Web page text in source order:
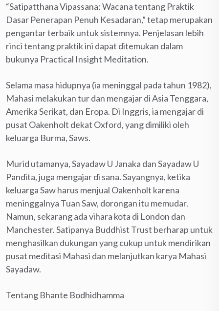
“Satipatthana Vipassana: Wacana tentang Praktik
Dasar Penerapan Penuh Kesadaran,” tetap merupakan
pengantar terbaik untuk sistemnya. Penjelasan lebih
rinci tentang praktik ini dapat ditemukan dalam
bukunya Practical Insight Meditation.
Selama masa hidupnya (ia meninggal pada tahun 1982),
Mahasi melakukan tur dan mengajar di Asia Tenggara,
Amerika Serikat, dan Eropa. Di Inggris, ia mengajar di
pusat Oakenholt dekat Oxford, yang dimiliki oleh
keluarga Burma, Saws.
Murid utamanya, Sayadaw U Janaka dan Sayadaw U
Pandita, juga mengajar di sana. Sayangnya, ketika
keluarga Saw harus menjual Oakenholt karena
meninggalnya Tuan Saw, dorongan itu memudar.
Namun, sekarang ada vihara kota di London dan
Manchester. Satipanya Buddhist Trust berharap untuk
menghasilkan dukungan yang cukup untuk mendirikan
pusat meditasi Mahasi dan melanjutkan karya Mahasi
Sayadaw.
Tentang Bhante Bodhidhamma